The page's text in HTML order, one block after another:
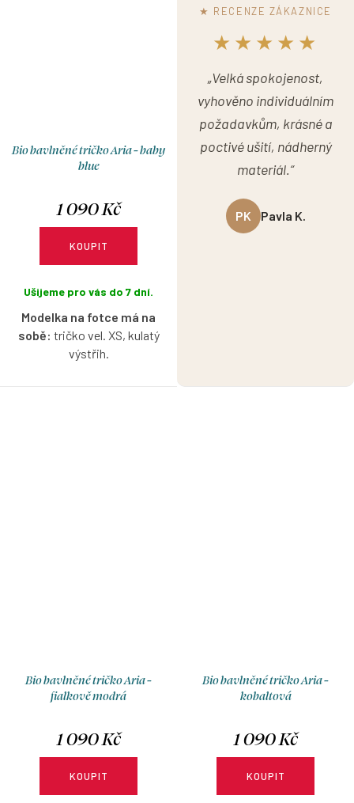
Bio bavlněné tričko Aria - baby
blue
1 090 Kč
KOUPIT
Ušijeme pro vás do 7 dní.
Modelka na fotce má na
sobě: tričko vel. XS, kulatý
výstřih.
★ RECENZE ZÁKAZNICE
★★★★★
„Velká spokojenost,
vyhověno individuálním
požadavkům, krásné a
poctivé ušití, nádherný
materiál.“
PK Pavla K.
Bio bavlněné tričko Aria -
fialkově modrá
1 090 Kč
KOUPIT
Bio bavlněné tričko Aria -
kobaltová
1 090 Kč
KOUPIT